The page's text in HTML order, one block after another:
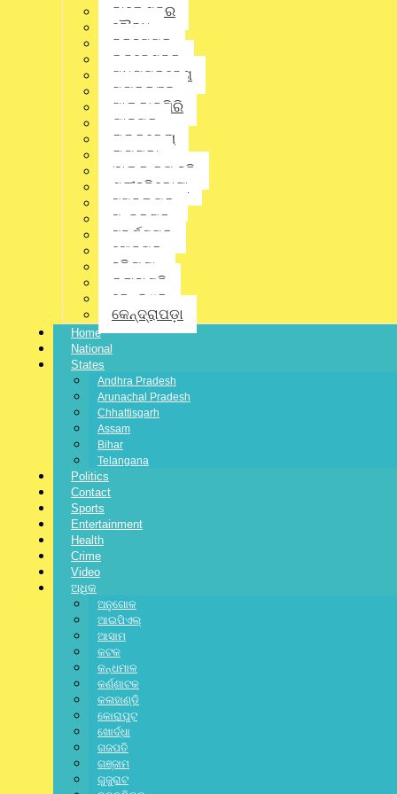
ବାଲେଶ୍ଵର
ବୌଦ୍ଧ
ବ୍ରହ୍ମପୁର
ଭୁବନେଶ୍ବର
ମଧ୍ୟପ୍ରଦେଶ
ମୟୂରଭଞ୍ଜ
ମାଲକାନଗିରି
ଯାଜପୁର
ରାଉରକେଲା
ରାୟଗଡ଼ା
ୱାଲ୍ଡ କପ୍ ହକି
ଶ୍ରୀହରିକୋଟା
ସମ୍ବଲପୁର
ସୁନ୍ଦରଗଡ଼
ସୁବର୍ଣ୍ଣପୁର
ସୋନପୁର
ହରିୟଣା
କଳାହାଣ୍ଡି
କେନ୍ଦୁଝର
କେନ୍ଦ୍ରାପଡ଼ା
Home
National
States
Andhra Pradesh
Arunachal Pradesh
Chhattisgarh
Assam
Bihar
Telangana
Politics
Contact
Sports
Entertainment
Health
Crime
Video
ଅଧିକ
ଅନୁଗୋଳ
ଆଇପିଏଲ୍
ଆସାମ
କଟକ
କନ୍ଧମାଳ
କର୍ଣ୍ଣାଟକ
କଳାହାଣ୍ଡି
କୋରାପୁଟ
ଖୋର୍ଦ୍ଧା
ଗଜପତି
ଗଞ୍ଜାମ
ଗୁଜୁରାଟ
ପ୍ରୋତ୍ସାହନରେ ଓଡ଼ିଶାକୁ ପଶି ଆସୁଥିବା ବାଂଲାଦେଶୀ ଅନୁପ୍ରବେଶକାରୀଙ୍କ
ସମସ୍ୟା ପ୍ରସଙ୍ଗ ଉଠାଯାଇ କେନ୍ଦ୍ର ସରକାରଙ୍କ ହସ୍ତକ୍ଷେପ
Share this news:
Latest News,National
Special,State,